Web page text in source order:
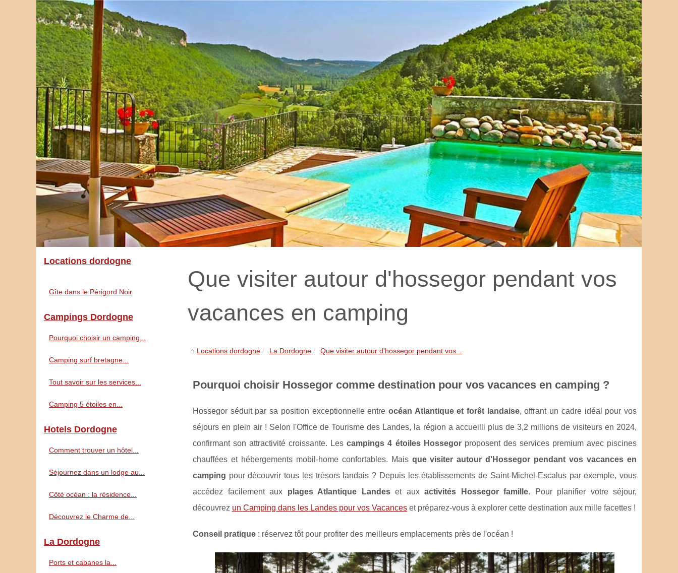
Que visiter autour d'hossegor pendant vos
vacances en camping
Locations dordogne La Dordogne Que visiter autour d'hossegor pendant vos...
Pourquoi choisir Hossegor comme destination pour vos vacances en camping ?
Hossegor séduit par sa position exceptionnelle entre océan Atlantique et forêt landaise, offrant un cadre idéal pour vos
séjours en plein air ! Selon l'Office de Tourisme des Landes, la région a accueilli plus de 3,2 millions de visiteurs en 2024,
confirmant son attractivité croissante. Lescampings 4 étoiles Hossegorproposent des services premium avec piscines
chauffées et hébergements mobil-home confortables. Mais que visiter autour d'Hossegor pendant vos vacances en
camping pour découvrir tous les trésors landais ? Depuis les établissements de Saint-Michel-Escalus par exemple, vous
accédez facilement aux plages Atlantique Landeset aux activités Hossegor famille. Pour planifier votre séjour,
découvrez un Camping dans les Landes pour vos Vacances et préparez-vous à explorer cette destination aux mille facettes !
Conseil pratique : réservez tôt pour profiter des meilleurs emplacements près de l'océan !
Locations dordogne
Gîte dans le Périgord Noir
Campings Dordogne
Pourquoi choisir un camping...
Camping surf bretagne...
Tout savoir sur les services...
Camping 5 étoiles en...
Hotels Dordogne
Comment trouver un hôtel...
Séjournez dans un lodge au...
Côté océan : la résidence...
Découvrez le Charme de...
La Dordogne
Ports et cabanes la...